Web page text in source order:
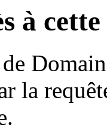
à
la